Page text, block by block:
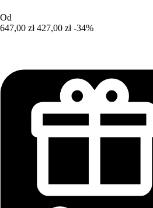
Od
647,00 zł 427,00 zł -34%